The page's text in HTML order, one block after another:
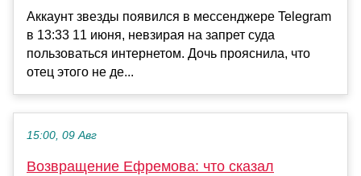
Аккаунт звезды появился в мессенджере Telegram
в 13:33 11 июня, невзирая на запрет суда
пользоваться интернетом. Дочь прояснила, что
отец этого не де...
15:00, 09 Авг
Возвращение Ефремова: что сказал